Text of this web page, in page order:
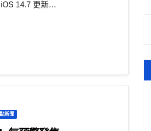
14.7 更新…
新聞